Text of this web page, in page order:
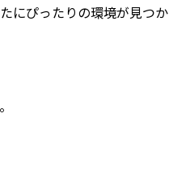
にぴったりの環境が見つか